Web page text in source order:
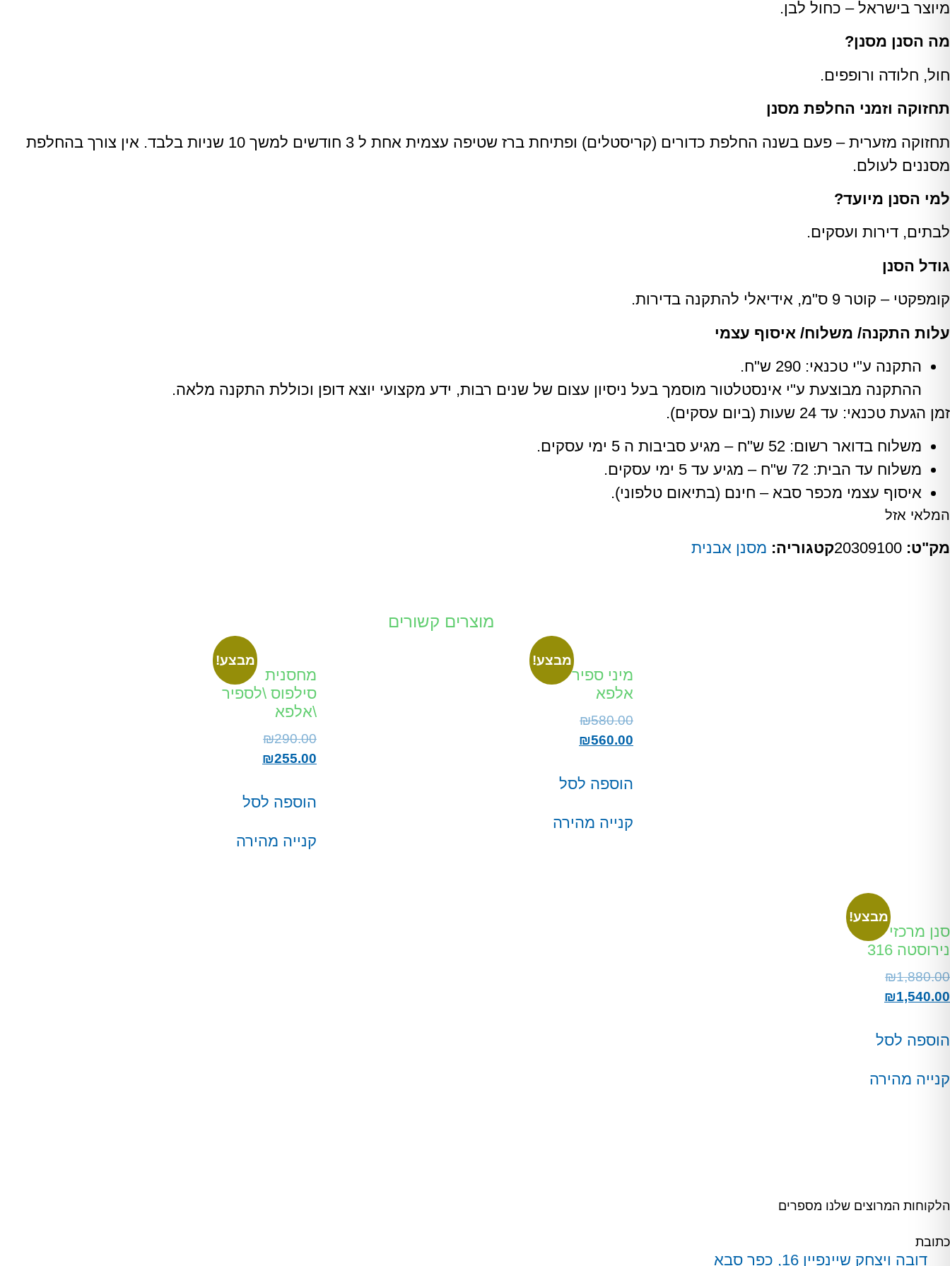
מיוצר בישראל – כחול לבן.
מה הסנן מסנן?
חול, חלודה ורופפים.
תחזוקה וזמני החלפת מסנן
תחזוקה מזערית – פעם בשנה החלפת כדורים (קריסטלים) ופתיחת ברז שטיפה עצמית אחת ל 3 חודשים למשך 10 שניות בלבד. אין צורך בהחלפת
מסננים לעולם.
למי הסנן מיועד?
לבתים, דירות ועסקים.
גודל הסנן
קומפקטי – קוטר 9 ס"מ, אידיאלי להתקנה בדירות.
עלות התקנה/ משלוח/ איסוף עצמי
התקנה ע"י טכנאי: 290 ש"ח.
ההתקנה מבוצעת ע"י אינסטלטור מוסמך בעל ניסיון עצום של שנים רבות, ידע מקצועי יוצא דופן וכוללת התקנה מלאה.
זמן הגעת טכנאי: עד 24 שעות (ביום עסקים).
משלוח בדואר רשום: 52 ש"ח – מגיע סביבות ה 5 ימי עסקים.
משלוח עד הבית: 72 ש"ח – מגיע עד 5 ימי עסקים.
איסוף עצמי מכפר סבא – חינם (בתיאום טלפוני).
המלאי אזל
מק"ט: 20309100קטגוריה: מסנן אבנית
מוצרים קשורים
מבצע!
מיני ספיר
אלפא
₪580.00
₪560.00
הוספה לסל
קנייה מהירה
מבצע!
מחסנית
סילפוס \לספיר
\אלפא
₪290.00
₪255.00
הוספה לסל
קנייה מהירה
מבצע!
סנן מרכזי
נירוסטה 316
₪1,880.00
₪1,540.00
הוספה לסל
קנייה מהירה
הלקוחות המרוצים שלנו מספרים
כתובת
דובה ויצחק שיינפיין 16, כפר סבא